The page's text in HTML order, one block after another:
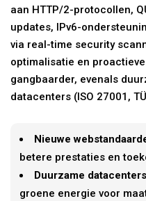
aan HTTP/2-protocollen,
updates, IPv6-
via real-time security
optimalisatie en
gangbaarder, evenals
datacenters (ISO 27001,
Nieuwe
betere prestaties en
Duurzame datacenters
groene energie voor